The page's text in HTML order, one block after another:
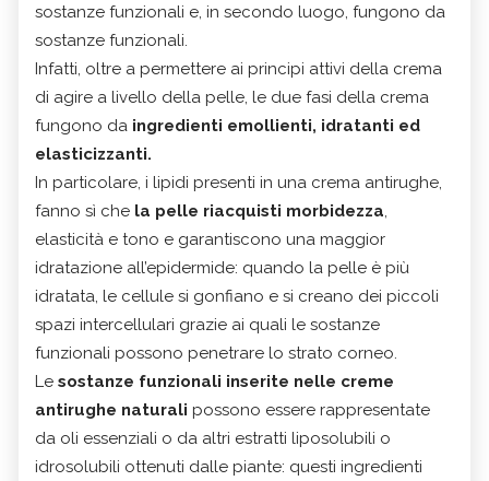
sostanze funzionali e, in secondo luogo, fungono da
sostanze funzionali.
Infatti, oltre a permettere ai principi attivi della crema
di agire a livello della pelle, le due fasi della crema
fungono da ingredienti emollienti, idratanti ed
elasticizzanti.
In particolare, i lipidi presenti in una crema antirughe,
fanno sì che la pelle riacquisti morbidezza,
elasticità e tono e garantiscono una maggior
idratazione all’epidermide: quando la pelle è più
idratata, le cellule si gonfiano e si creano dei piccoli
spazi intercellulari grazie ai quali le sostanze
funzionali possono penetrare lo strato corneo.
Le sostanze funzionali inserite nelle creme
antirughe naturali possono essere rappresentate
da oli essenziali o da altri estratti liposolubili o
idrosolubili ottenuti dalle piante: questi ingredienti